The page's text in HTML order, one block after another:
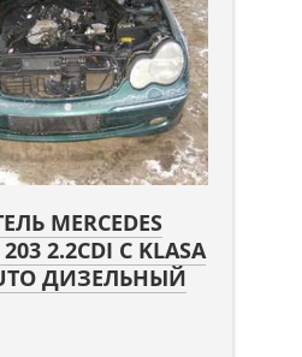
MERCEDES
2.2CDI C KLASA
ДИЗЕЛЬНЫЙ